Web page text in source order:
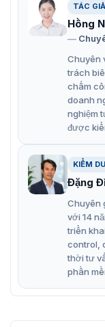
Camera PTZ
Camera
35P/Q có
Chức năng
Với khả năng
TÁC GIẢ
Hồng
Chuyên
trách
chấm
doanh
nghiệm
được
KIỂM
Đặng
Chuyên
với 14
triển
control,
thời tư
phần